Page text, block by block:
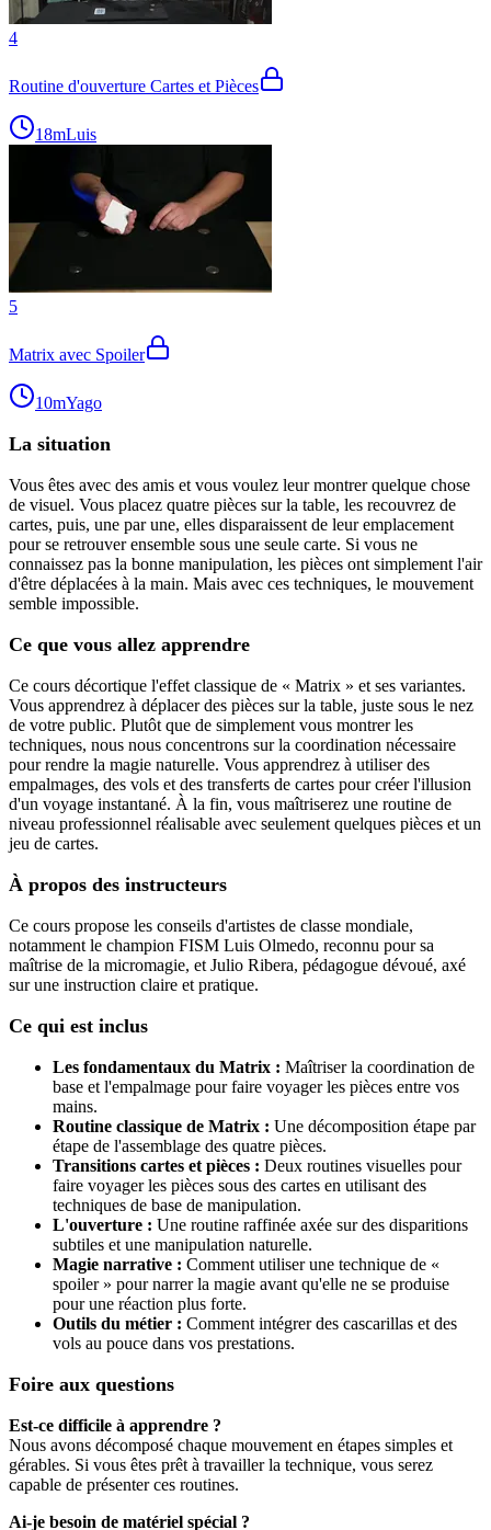
4
Routine d'ouverture Cartes et Pièces
18mLuis
5
Matrix avec Spoiler
10mYago
La situation
Vous êtes avec des amis et vous voulez leur montrer quelque chose
de visuel. Vous placez quatre pièces sur la table, les recouvrez de
cartes, puis, une par une, elles disparaissent de leur emplacement
pour se retrouver ensemble sous une seule carte. Si vous ne
connaissez pas la bonne manipulation, les pièces ont simplement l'air
d'être déplacées à la main. Mais avec ces techniques, le mouvement
semble impossible.
Ce que vous allez apprendre
Ce cours décortique l'effet classique de « Matrix » et ses variantes.
Vous apprendrez à déplacer des pièces sur la table, juste sous le nez
de votre public. Plutôt que de simplement vous montrer les
techniques, nous nous concentrons sur la coordination nécessaire
pour rendre la magie naturelle. Vous apprendrez à utiliser des
empalmages, des vols et des transferts de cartes pour créer l'illusion
d'un voyage instantané. À la fin, vous maîtriserez une routine de
niveau professionnel réalisable avec seulement quelques pièces et un
jeu de cartes.
À propos des instructeurs
Ce cours propose les conseils d'artistes de classe mondiale,
notamment le champion FISM Luis Olmedo, reconnu pour sa
maîtrise de la micromagie, et Julio Ribera, pédagogue dévoué, axé
sur une instruction claire et pratique.
Ce qui est inclus
Les fondamentaux du Matrix : Maîtriser la coordination de
base et l'empalmage pour faire voyager les pièces entre vos
mains.
Routine classique de Matrix : Une décomposition étape par
étape de l'assemblage des quatre pièces.
Transitions cartes et pièces : Deux routines visuelles pour
faire voyager les pièces sous des cartes en utilisant des
techniques de base de manipulation.
L'ouverture : Une routine raffinée axée sur des disparitions
subtiles et une manipulation naturelle.
Magie narrative : Comment utiliser une technique de «
spoiler » pour narrer la magie avant qu'elle ne se produise
pour une réaction plus forte.
Outils du métier : Comment intégrer des cascarillas et des
vols au pouce dans vos prestations.
Foire aux questions
Est-ce difficile à apprendre ?
Nous avons décomposé chaque mouvement en étapes simples et
gérables. Si vous êtes prêt à travailler la technique, vous serez
capable de présenter ces routines.
Ai-je besoin de matériel spécial ?